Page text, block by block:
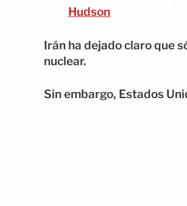
Hudson
Irán ha dejado claro que
nuclear.
Sin embargo, Estados